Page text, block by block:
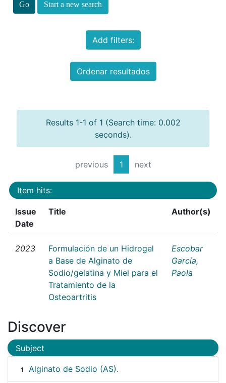
Start a new search
Add filters:
Ordenar resultados
Results 1-1 of 1 (Search time: 0.002
seconds).
previous 1 next
Item hits:
Issue
Date
Title Author(s)
2023
Formulación de un Hidrogel
a Base de Alginato de
Sodio/gelatina y Miel para el
Tratamiento de la
Osteoartritis
Escobar
García,
Paola
Discover
Subject
1 Alginato de Sodio (AS).